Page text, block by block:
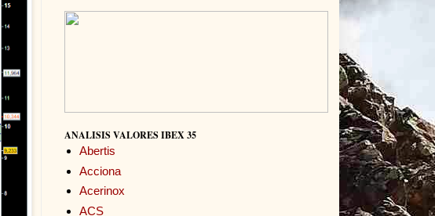
ANALISIS VALORES IBEX 35
Abertis
Acciona
Acerinox
ACS